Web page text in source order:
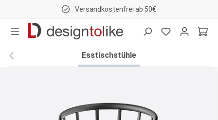
Versandkostenfrei ab 50€
Esstischstühle